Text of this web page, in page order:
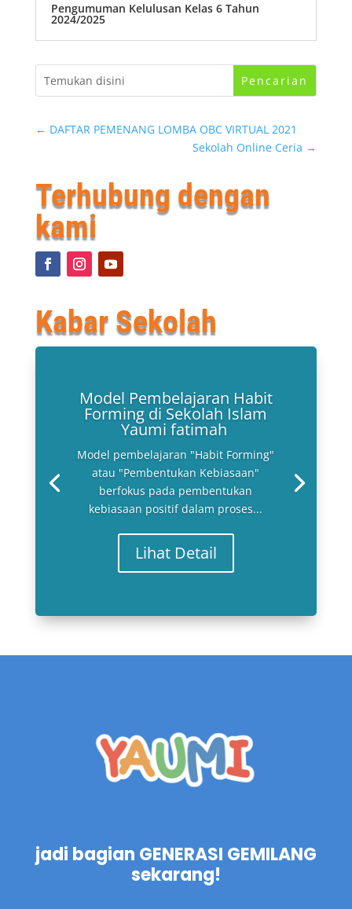
Pengumuman Kelulusan Kelas 6 Tahun
2024/2025
← DAFTAR PEMENANG LOMBA OBC VIRTUAL 2021
Sekolah Online Ceria →
Terhubung dengan
kami
Kabar Sekolah
Model Pembelajaran Habit
Forming di Sekolah Islam
Yaumi fatimah
Model pembelajaran "Habit Forming"
atau "Pembentukan Kebiasaan"
berfokus pada pembentukan
kebiasaan positif dalam proses...
Lihat Detail
jadi bagian GENERASI GEMILANG
sekarang!